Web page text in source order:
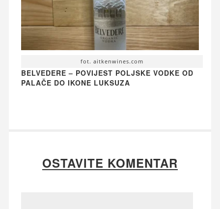
fot. aitkenwines.com
BELVEDERE – POVIJEST POLJSKE VODKE OD
PALAČE DO IKONE LUKSUZA
OSTAVITE KOMENTAR